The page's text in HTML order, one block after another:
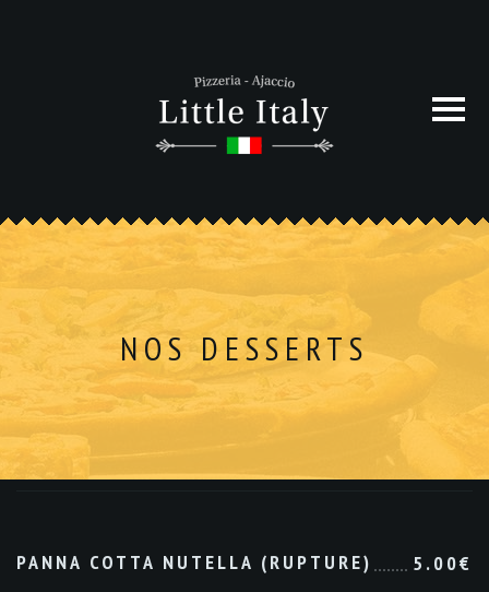
NOS DESSERTS
PANNA COTTA NUTELLA (RUPTURE) 5.00€